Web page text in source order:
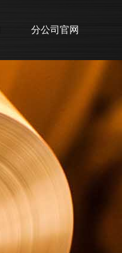
分公司官网